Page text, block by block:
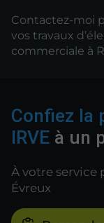
Contactez-moi
vos travaux
commerciale à
Confiez la
IRVE à un
À votre service
Évreux